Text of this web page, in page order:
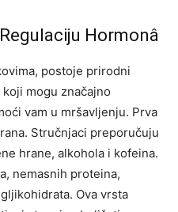
Hormonâ
postoje prirodni
mogu značajno
vam u mršavljenju. Prva
Stručnjaci preporučuju
hrane, alkohola i kofeina.
nemasnih proteina,
Ova vrsta